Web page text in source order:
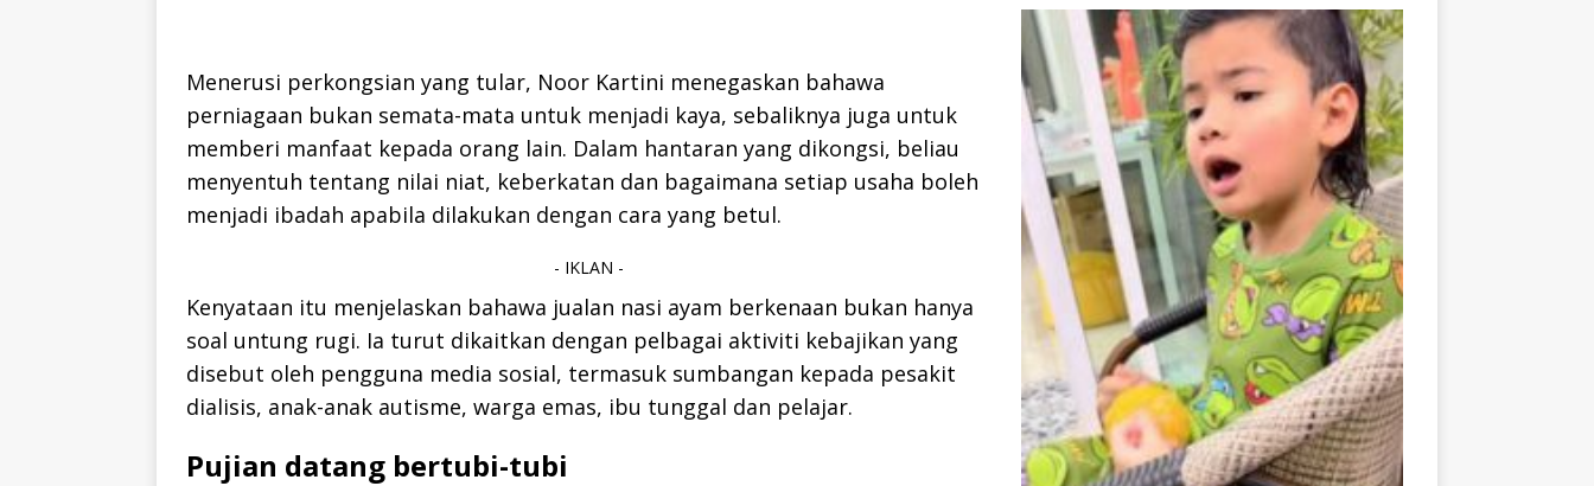
Menerusi perkongsian yang tular, Noor Kartini menegaskan bahawa
perniagaan bukan semata-mata untuk menjadi kaya, sebaliknya juga untuk
memberi manfaat kepada orang lain. Dalam hantaran yang dikongsi, beliau
menyentuh tentang nilai niat, keberkatan dan bagaimana setiap usaha boleh
menjadi ibadah apabila dilakukan dengan cara yang betul.
- IKLAN -
Kenyataan itu menjelaskan bahawa jualan nasi ayam berkenaan bukan hanya
soal untung rugi. Ia turut dikaitkan dengan pelbagai aktiviti kebajikan yang
disebut oleh pengguna media sosial, termasuk sumbangan kepada pesakit
dialisis, anak-anak autisme, warga emas, ibu tunggal dan pelajar.
Pujian datang bertubi-tubi